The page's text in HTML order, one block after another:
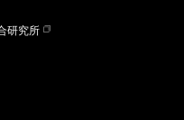
研究所